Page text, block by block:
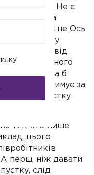
рік. Не є
гарантована
теж не Ось
у додаткову
пов'язане від
календарного
хоча б
він отримує за
відпустку
тих, хто лише
цього
перш, ніж давати
слід